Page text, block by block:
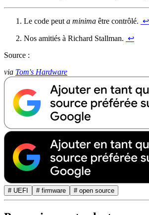
Le code peut a minima être contrôlé. ↩︎
Nos amitiés à Richard Stallman. ↩︎
Source :
via Tom's Hardware
# UEFI # firmware # open source